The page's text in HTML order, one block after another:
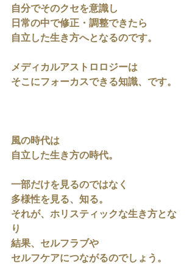
自分でそのクセを意識し
日常の中で修正・調整できたら
自立した生き方へとなるのです。
メディカルアストロロジーは
そこにフォーカスできる知識、です。
風の時代は
自立した生き方の時代。
一部だけを見るのではなく
多様性を見る、知る。
それが、ホリスティックな生き方とな
り
結果、セルフラブや
セルフケアにつながるのでしょう。